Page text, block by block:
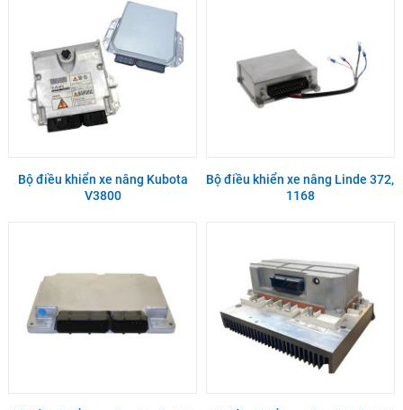
Bộ điều khiển xe nâng Kubota
V3800
Bộ điều khiển xe nâng Linde 372,
1168